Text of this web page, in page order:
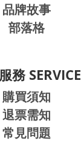
品牌故事
部落格
務 SERVICE
購買須知
退票需知
常見問題